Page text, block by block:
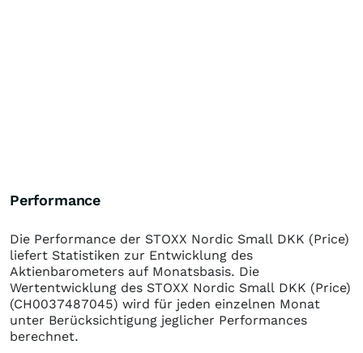
Performance
Die Performance der STOXX Nordic Small DKK (Price)
liefert Statistiken zur Entwicklung des
Aktienbarometers auf Monatsbasis. Die
Wertentwicklung des STOXX Nordic Small DKK (Price)
(CH0037487045) wird für jeden einzelnen Monat
unter Berücksichtigung jeglicher Performances
berechnet.